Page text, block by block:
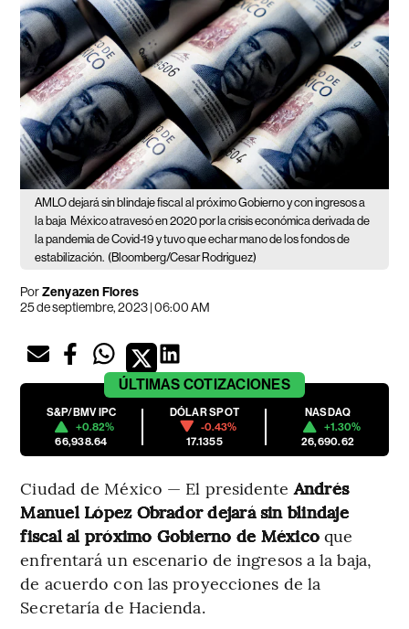
AMLO dejará sin blindaje fiscal al próximo Gobierno y con ingresos a
la baja México atravesó en 2020 por la crisis económica derivada de
la pandemia de Covid-19 y tuvo que echar mano de los fondos de
estabilización. (Bloomberg/Cesar Rodriguez)
PorZenyazen Flores
25 de septiembre, 2023 | 06:00 AM
ÚLTIMAS COTIZACIONES
S&P/BMV IPC
+0.82%
66,938.64
DÓLAR SPOT
-0.43%
17.1355
NASDAQ
+1.30%
26,690.62
Ciudad de México — El presidenteAndrés
Manuel López Obrador dejará sin blindaje
fiscal al próximo Gobierno de México que
enfrentará un escenario de ingresos a la baja,
de acuerdo con las proyecciones de la
Secretaría de Hacienda.